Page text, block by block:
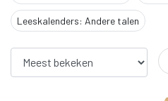
Leeskalenders: Andere talen